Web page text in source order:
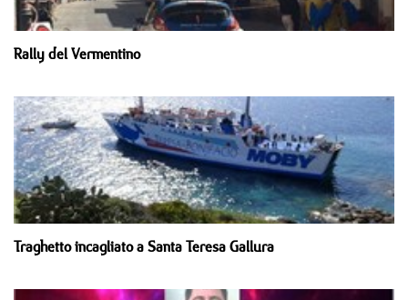
Rally del Vermentino
Traghetto incagliato a Santa Teresa Gallura